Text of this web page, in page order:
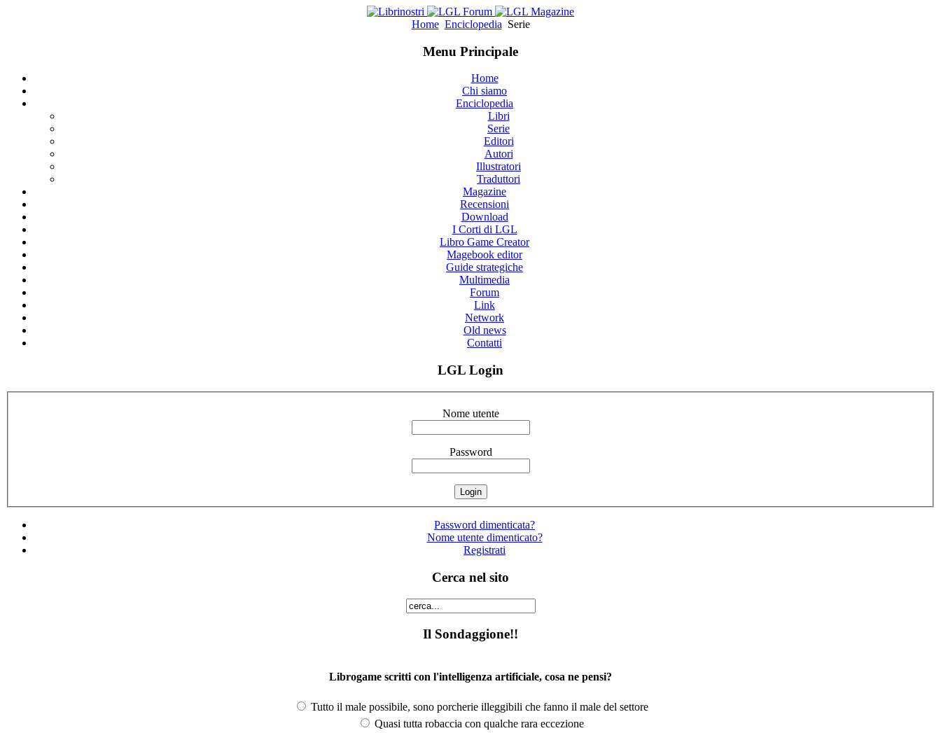
Home Enciclopedia Serie
Menu Principale
Home
Chi siamo
Enciclopedia
Libri
Serie
Editori
Autori
Illustratori
Traduttori
Magazine
Recensioni
Download
I Corti di LGL
Libro Game Creator
Magebook editor
Guide strategiche
Multimedia
Forum
Link
Network
Old news
Contatti
LGL Login
Nome utente
Password
Password dimenticata?
Nome utente dimenticato?
Registrati
Cerca nel sito
Il Sondaggione!!
Librogame scritti con l'intelligenza artificiale, cosa ne pensi?
Tutto il male possibile, sono porcherie illeggibili che fanno il male del settore
Quasi tutta robaccia con qualche rara eccezione